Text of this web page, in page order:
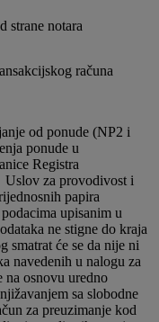
strane notara
računa
od ponude (NP2 i
ponude u
Registra
za provodivost i
papira
upisanim u
ne stigne do kraja
smatrat će se da nije ni
navedenih u nalogu za
na osnovu uredno
sa slobodne
za preuzimanje kod